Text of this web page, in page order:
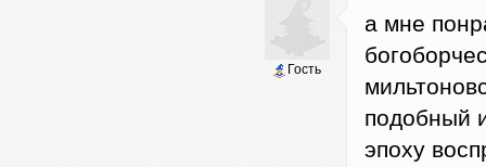
Гость
а мне
подобный
эпоху